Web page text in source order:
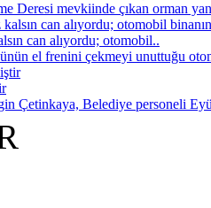
Deresi mevkiinde çıkan orman
can alıyordu; otomobil..
el frenini çekmeyi unuttuğu
Çetinkaya, Belediye personeli